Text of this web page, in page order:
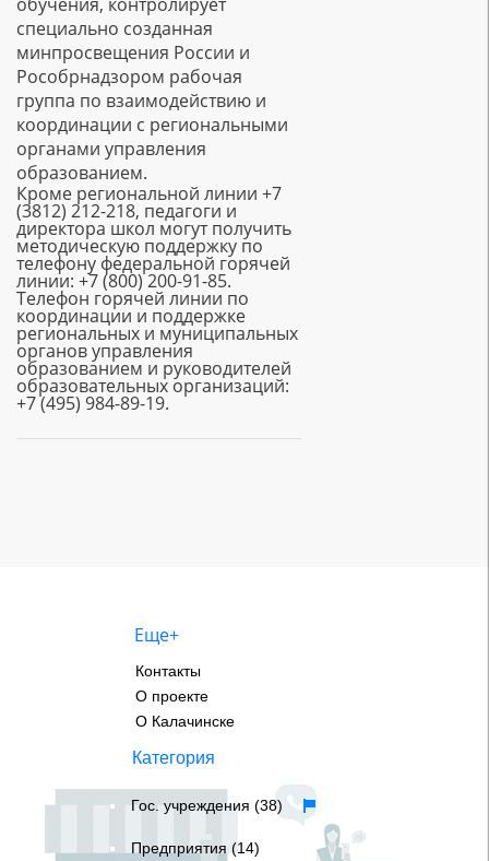
специально созданная
минпросвещения России и
Рособрнадзором рабочая
группа по взаимодействию и
координации с региональными
органами управления
образованием.
Кроме региональной линии +7
(3812) 212-218, педагоги и
директора школ могут получить
методическую поддержку по
телефону федеральной горячей
линии: +7 (800) 200-91-85.
Телефон горячей линии по
координации и поддержке
региональных и муниципальных
органов управления
образованием и руководителей
образовательных организаций:
+7 (495) 984-89-19.
Еще+
Контакты
О проекте
О Калачинске
Категория
Гос. учреждения (38)
Предприятия (14)